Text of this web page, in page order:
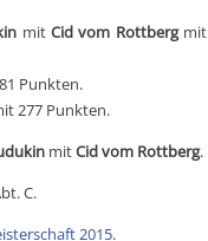
mitCid vom Rottbergmit
Punkten.
277 Punkten.
mitCid vom Rottberg.
C.
2015.